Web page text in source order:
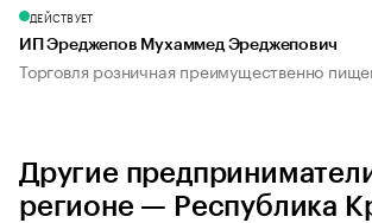
ДЕЙСТВУЕТ
ИП Эреджепов Мухаммед Эреджепович
Торговля розничная преимущественно
Другие
регионе — Республика